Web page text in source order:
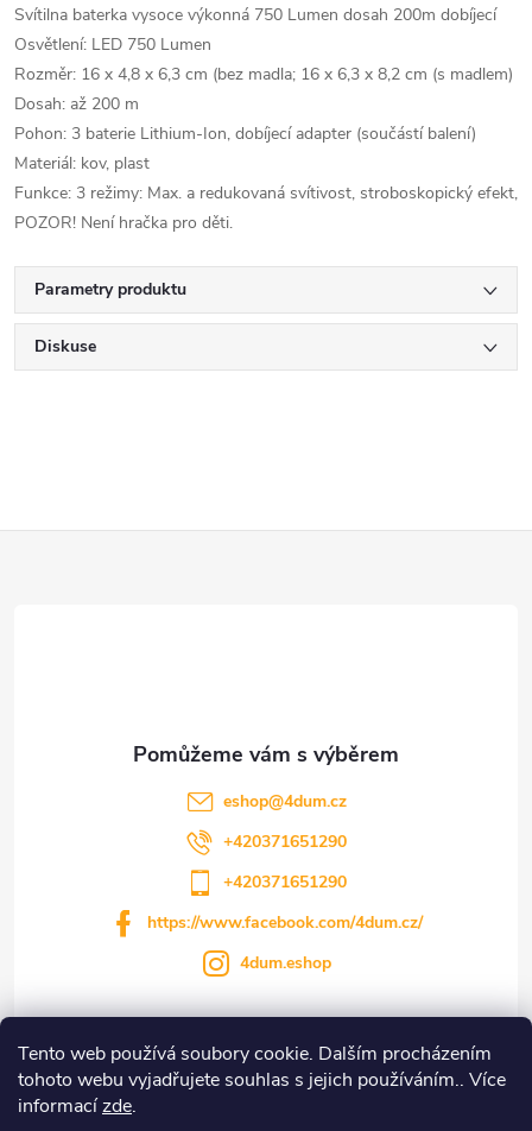
Tento web používá soubory cookie. Dalším procházením
tohoto webu vyjadřujete souhlas s jejich používáním.. Více
informacízde.
Svítilna baterka vysoce výkonná 750 Lumen dosah 200m dobíjecí
Osvětlení: LED 750 Lumen
Rozměr: 16 x 4,8 x 6,3 cm (bez madla; 16 x 6,3 x 8,2 cm (s madlem)
Dosah: až 200 m
Pohon: 3 baterie Lithium-Ion, dobíjecí adapter (součástí balení)
Materiál: kov, plast
Funkce: 3 režimy: Max. a redukovaná svítivost, stroboskopický efekt,
POZOR! Není hračka pro děti.
Parametry produktu
Diskuse
eshop@4dum.cz
+420371651290
+420371651290
https://www.facebook.com/4dum.cz/
4dum.eshop
Informace pro vás